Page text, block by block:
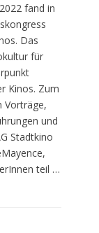
fand in
Das
für
Kinos. Zum
Vorträge,
und
Stadtkino
teil …